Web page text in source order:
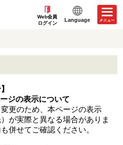
Web会員
ログイン
Language
ジの表示について
更のため、本ページの表示
が実際と異なる場合がありま
併せてご確認ください。